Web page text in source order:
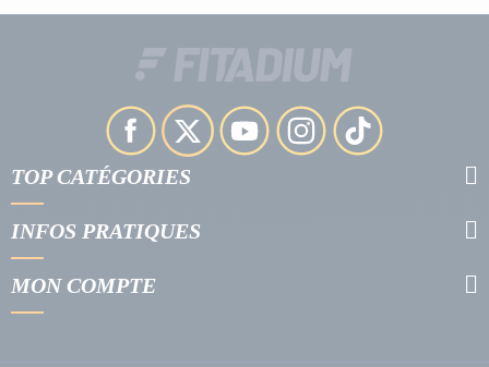
TOP CATÉGORIES
INFOS PRATIQUES
MON COMPTE